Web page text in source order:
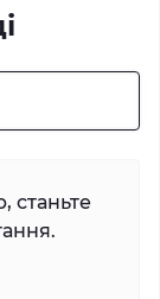
станьте